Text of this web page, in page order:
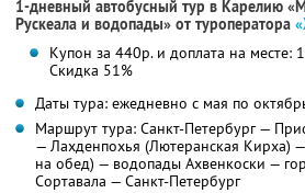
1-дневный автобусный тур в Карелию
Рускеала и водопады» от туроператора
Купон за 440р. и доплата на месте:
Скидка 51%
Даты тура: ежедневно с мая по
Маршрут тура: Санкт-Петербург —
— Лахденпохья (Лютеранская Кирха)
на обед) — водопады Ахвенкоски —
Сортавала — Санкт-Петербург